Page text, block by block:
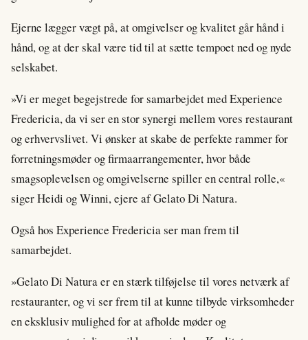
Ejerne lægger vægt på, at omgivelser og kvalitet går hånd i
hånd, og at der skal være tid til at sætte tempoet ned og nyde
selskabet.
»Vi er meget begejstrede for samarbejdet med Experience
Fredericia, da vi ser en stor synergi mellem vores restaurant
og erhvervslivet. Vi ønsker at skabe de perfekte rammer for
forretningsmøder og firmaarrangementer, hvor både
smagsoplevelsen og omgivelserne spiller en central rolle,«
siger Heidi og Winni, ejere af Gelato Di Natura.
Også hos Experience Fredericia ser man frem til
samarbejdet.
»Gelato Di Natura er en stærk tilføjelse til vores netværk af
restauranter, og vi ser frem til at kunne tilbyde virksomheder
en eksklusiv mulighed for at afholde møder og